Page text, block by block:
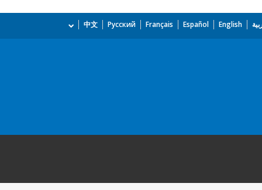
English
Español
Français
Русский
中文